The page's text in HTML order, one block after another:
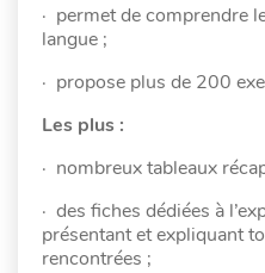
· permet de comprendre
langue ;
· propose plus de 200
Les plus :
· nombreux tableaux
· des fiches dédiées à
présentant et expliquant
rencontrées ;